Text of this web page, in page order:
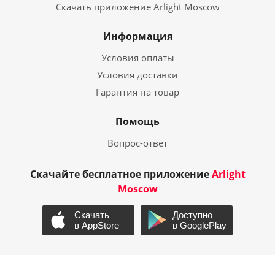
Скачать приложение Arlight Moscow
Информация
Условия оплаты
Условия доставки
Гарантия на товар
Помощь
Вопрос-ответ
Скачайте бесплатное приложениеArlight
Moscow